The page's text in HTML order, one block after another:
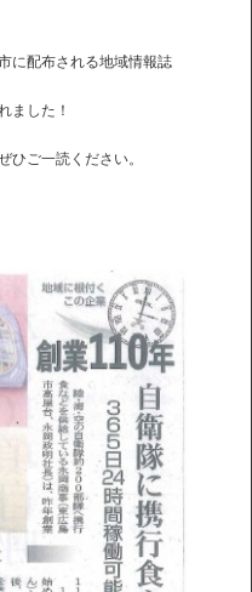
に配布される地域情報誌
ました！
ひご一読ください。